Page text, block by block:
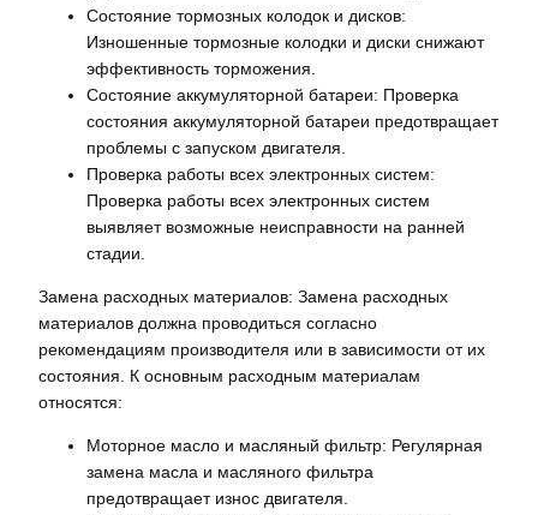
Состояние тормозных колодок и дисков:
Изношенные тормозные колодки и диски снижают
эффективность торможения.
Состояние аккумуляторной батареи: Проверка
состояния аккумуляторной батареи предотвращает
проблемы с запуском двигателя.
Проверка работы всех электронных систем:
Проверка работы всех электронных систем
выявляет возможные неисправности на ранней
стадии.
Замена расходных материалов: Замена расходных
материалов должна проводиться согласно
рекомендациям производителя или в зависимости от их
состояния. К основным расходным материалам
относятся:
Моторное масло и масляный фильтр: Регулярная
замена масла и масляного фильтра
предотвращает износ двигателя.